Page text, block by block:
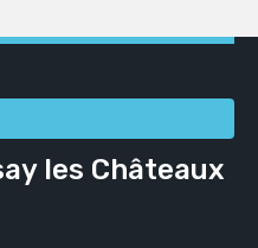
les Châteaux